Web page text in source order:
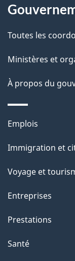
i
l
s
d
e
l
a
p
a
g
e
propos
de
ce
site
Toutes les
Ministères et
À propos du
Thèmes
sujets
Emplois
Immigration et
Voyage et
Entreprises
Prestations
Santé